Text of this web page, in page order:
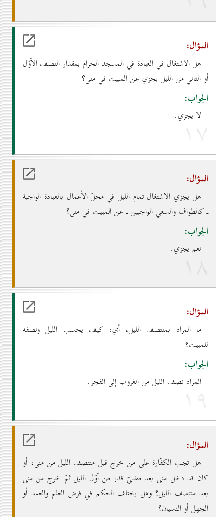
السؤال:
هل الاشتغال في العبادة في المسجد الحرام بمقدار النصف الأوّل
أو الثاني من الليل يجزي عن المبيت في منى؟
الجواب:
لا يجزي.
۱۷
السؤال:
هل يجزي الاشتغال تمام الليل في محلّ الأعمال بالعبادة الواجبة
ـ كالطواف والسعي الواجبين ـ عن المبيت في منى؟
الجواب:
نعم يجزي.
۱۸
السؤال:
ما المراد بمنتصف الليل، أي: كيف يحسب الليل ونصفه
للمبيت؟
الجواب:
المراد نصف الليل من الغروب إلى الفجر.
۱۹
السؤال:
هل تجب الكفّارة على من خرج قبل منتصف الليل من منى، أو
كان قد دخل منى بعد مضيّ قدر من أوّل الليل ثمّ خرج من منى
بعد منتصف الليل؟ وهل يختلف الحكم في فرض العلم والعمد أو
الجهل أو النسيان؟